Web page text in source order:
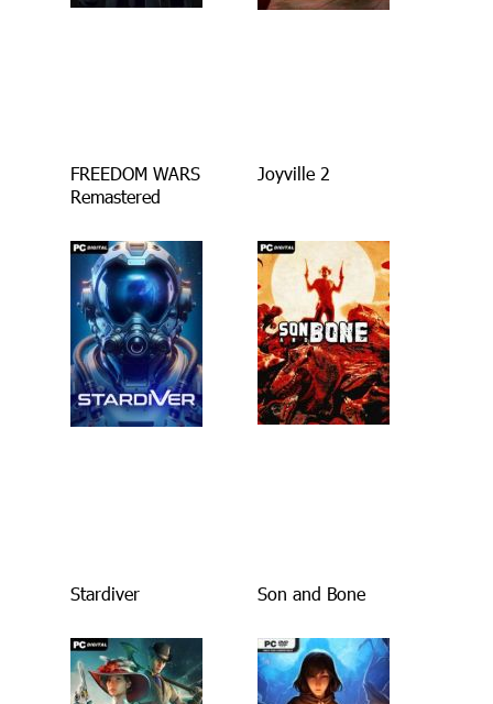
FREEDOM WARS
Remastered
Joyville 2
Stardiver Son and Bone